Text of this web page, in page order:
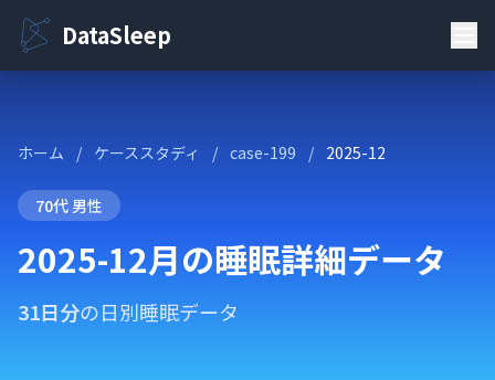
DataSleep
ホーム / ケーススタディ / case-199 / 2025-12
70代 男性
2025-12月の睡眠詳細データ
31日分の日別睡眠データ